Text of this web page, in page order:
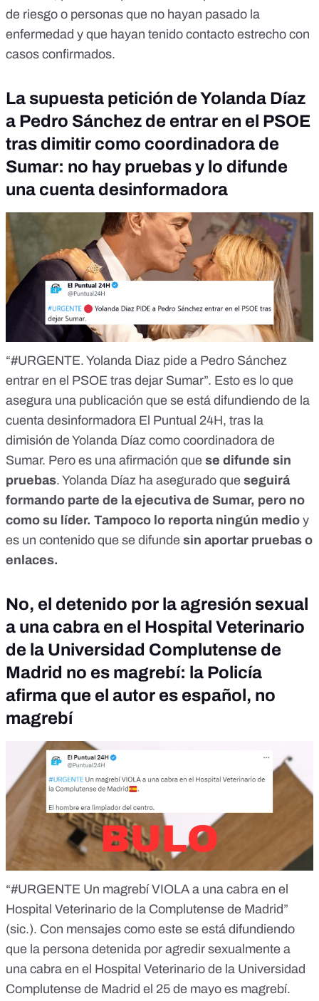
de riesgo o personas que no hayan pasado la
enfermedad y que hayan tenido contacto estrecho con
casos confirmados.
La supuesta petición de Yolanda Díaz
a Pedro Sánchez de entrar en el PSOE
tras dimitir como coordinadora de
Sumar: no hay pruebas y lo difunde
una cuenta desinformadora
“#URGENTE. Yolanda Diaz pide a Pedro Sánchez
entrar en el PSOE tras dejar Sumar”. Esto es lo que
asegura una publicación que se está difundiendo de la
cuenta desinformadora El Puntual 24H, tras la
dimisión de Yolanda Díaz como coordinadora de
Sumar. Pero es una afirmación que se difunde sin
pruebas. Yolanda Díaz ha asegurado que seguirá
formando parte de la ejecutiva de Sumar, pero no
como su líder. Tampoco lo reporta ningún medio y
es un contenido que se difunde sin aportar pruebas o
enlaces.
No, el detenido por la agresión sexual
a una cabra en el Hospital Veterinario
de la Universidad Complutense de
Madrid no es magrebí: la Policía
afirma que el autor es español, no
magrebí
“#URGENTE Un magrebí VIOLA a una cabra en el
Hospital Veterinario de la Complutense de Madrid”
(sic.). Con mensajes como este se está difundiendo
que la persona detenida por agredir sexualmente a
una cabra en el Hospital Veterinario de la Universidad
Complutense de Madrid el 25 de mayo es magrebí.